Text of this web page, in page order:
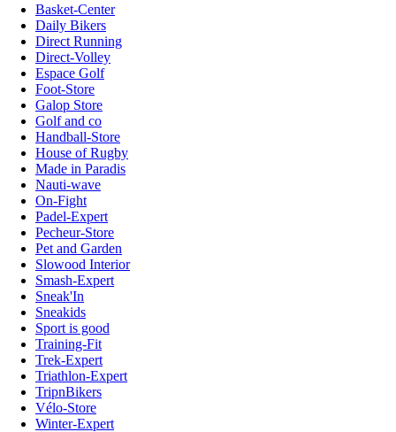
Basket-Center
Daily Bikers
Direct Running
Direct-Volley
Espace Golf
Foot-Store
Galop Store
Golf and co
Handball-Store
House of Rugby
Made in Paradis
Nauti-wave
On-Fight
Padel-Expert
Pecheur-Store
Pet and Garden
Slowood Interior
Smash-Expert
Sneak'In
Sneakids
Sport is good
Training-Fit
Trek-Expert
Triathlon-Expert
TripnBikers
Vélo-Store
Winter-Expert